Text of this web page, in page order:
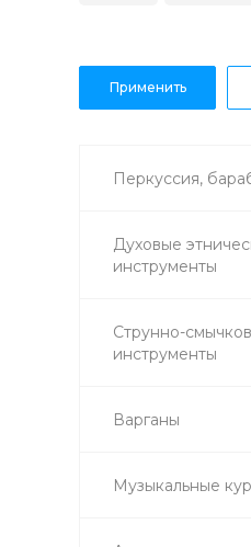
Перкуссия,
Духовые
инструменты
Струнно-
инструменты
Варганы
Музыкальные